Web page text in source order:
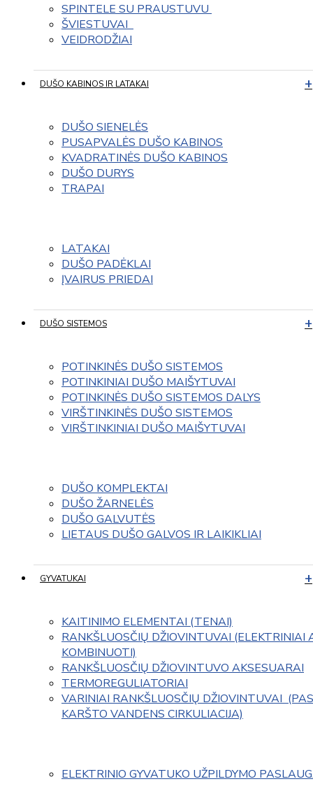
SPINTELE SU PRAUSTUVU
ŠVIESTUVAI
VEIDRODŽIAI
DUŠO KABINOS IR LATAKAI
DUŠO SIENELĖS
PUSAPVALĖS DUŠO KABINOS
KVADRATINĖS DUŠO KABINOS
DUŠO DURYS
TRAPAI
LATAKAI
DUŠO PADĖKLAI
ĮVAIRUS PRIEDAI
DUŠO SISTEMOS
POTINKINĖS DUŠO SISTEMOS
POTINKINIAI DUŠO MAIŠYTUVAI
POTINKINĖS DUŠO SISTEMOS DALYS
VIRŠTINKINĖS DUŠO SISTEMOS
VIRŠTINKINIAI DUŠO MAIŠYTUVAI
DUŠO KOMPLEKTAI
DUŠO ŽARNELĖS
DUŠO GALVUTĖS
LIETAUS DUŠO GALVOS IR LAIKIKLIAI
GYVATUKAI
KAITINIMO ELEMENTAI (TENAI)
RANKŠLUOSČIŲ DŽIOVINTUVAI (ELEKTRINIAI
KOMBINUOTI)
RANKŠLUOSČIŲ DŽIOVINTUVO AKSESUARAI
TERMOREGULIATORIAI
VARINIAI RANKŠLUOSČIŲ DŽIOVINTUVAI
KARŠTO VANDENS CIRKULIACIJA)
ELEKTRINIO GYVATUKO UŽPILDYMO